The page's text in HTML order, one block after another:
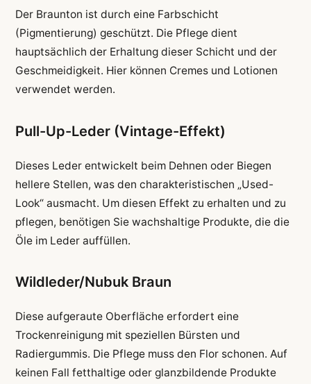
Der Braunton ist durch eine Farbschicht
(Pigmentierung) geschützt. Die Pflege dient
hauptsächlich der Erhaltung dieser Schicht und der
Geschmeidigkeit. Hier können Cremes und Lotionen
verwendet werden.
Pull-Up-Leder (Vintage-Effekt)
Dieses Leder entwickelt beim Dehnen oder Biegen
hellere Stellen, was den charakteristischen „Used-
Look“ ausmacht. Um diesen Effekt zu erhalten und zu
pflegen, benötigen Sie wachshaltige Produkte, die die
Öle im Leder auffüllen.
Wildleder/Nubuk Braun
Diese aufgeraute Oberfläche erfordert eine
Trockenreinigung mit speziellen Bürsten und
Radiergummis. Die Pflege muss den Flor schonen. Auf
keinen Fall fetthaltige oder glanzbildende Produkte